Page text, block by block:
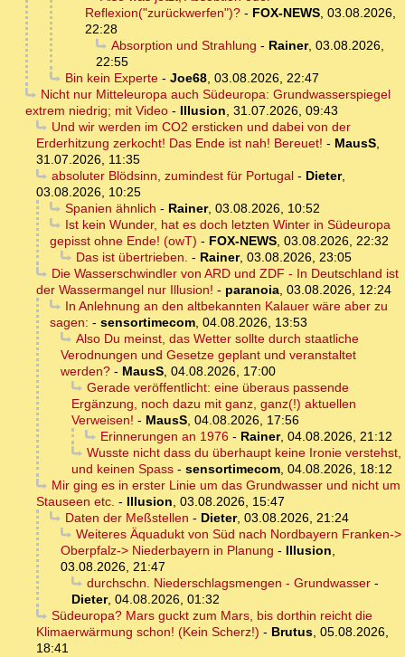
Reflexion("zurückwerfen")? - FOX-NEWS, 03.08.2026,
22:28
Absorption und Strahlung - Rainer, 03.08.2026,
22:55
Bin kein Experte- Joe68, 03.08.2026, 22:47
Nicht nur Mitteleuropa auch Südeuropa: Grundwasserspiegel
extrem niedrig; mit Video - Illusion, 31.07.2026, 09:43
Und wir werden im CO2 ersticken und dabei von der
Erderhitzung zerkocht! Das Ende ist nah! Bereuet! - MausS,
31.07.2026, 11:35
absoluter Blödsinn, zumindest für Portugal- Dieter,
03.08.2026, 10:25
Spanien ähnlich - Rainer, 03.08.2026, 10:52
Ist kein Wunder, hat es doch letzten Winter in Südeuropa
gepisst ohne Ende! (owT) - FOX-NEWS, 03.08.2026, 22:32
Das ist übertrieben. - Rainer, 03.08.2026, 23:05
Die Wasserschwindler von ARD und ZDF - In Deutschland ist
der Wassermangel nur Illusion! - paranoia, 03.08.2026, 12:24
In Anlehnung an den altbekannten Kalauer wäre aber zu
sagen: - sensortimecom, 04.08.2026, 13:53
Also Du meinst, das Wetter sollte durch staatliche
Verodnungen und Gesetze geplant und veranstaltet
werden? - MausS, 04.08.2026, 17:00
Gerade veröffentlicht: eine überaus passende
Ergänzung, noch dazu mit ganz, ganz(!) aktuellen
Verweisen! - MausS, 04.08.2026, 17:56
Erinnerungen an 1976- Rainer, 04.08.2026, 21:12
Wusste nicht dass du überhaupt keine Ironie verstehst,
und keinen Spass - sensortimecom, 04.08.2026, 18:12
Mir ging es in erster Linie um das Grundwasser und nicht um
Stauseen etc. - Illusion, 03.08.2026, 15:47
Daten der Meßstellen - Dieter, 03.08.2026, 21:24
Weiteres Äquadukt von Süd nach Nordbayern Franken->
Oberpfalz-> Niederbayern in Planung - Illusion,
03.08.2026, 21:47
durchschn. Niederschlagsmengen - Grundwasser-
Dieter, 04.08.2026, 01:32
Südeuropa? Mars guckt zum Mars, bis dorthin reicht die
Klimaerwärmung schon! (Kein Scherz!) - Brutus, 05.08.2026,
18:41